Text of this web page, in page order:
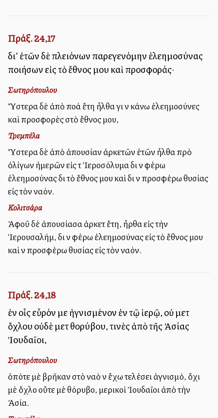
Πράξ. 24,17
δι’ ἐτῶν δὲ πλειόνων παρεγενόμην ἐλεημοσύνας
ποιήσων εἰς τὸ ἔθνος μου καὶ προσφοράς·
Σωτηρόπουλου
Ὕστερα δὲ ἀπὸ πολλά ἔτη ἦλθα γιὰ νὰ κάνω ἐλεημοσύνες
καὶ προσφορὲς στὸ ἔθνος μου,
Τρεμπέλα
Ὕστερα δὲ ἀπὸ ἀπουσίαν ἀρκετῶν ἐτῶν ἦλθα πρὸ
ὀλίγων ἡμερῶν εἰς τὰ Ἱεροσόλυμα διὰ νὰ φέρω
ἐλεημοσύνας διὰ τὸ ἔθνος μου καὶ διὰ νὰ προσφέρω θυσίας
εἰς τὸν ναόν.
Κολιτσάρα
Ἀφοῦ δὲ ἀπουσίασα ἀρκετὰ ἔτη, ἦρθα εἰς τὴν
Ἱερουσαλήμ, διὰ νὰ φέρω ἐλεημοσύνας εἰς τὸ ἔθνος μου
καὶ νὰ προσφέρω θυσίας εἰς τὸν ναόν.
Πράξ. 24,18
ἐν οἷς εὗρόν με ἡγνισμένον ἐν τῷ ἱερῷ, οὐ μετὰ
ὄχλου οὐδὲ μετὰ θορύβου, τινὲς ἀπὸ τῆς Ἀσίας
Ἰουδαῖοι,
Σωτηρόπουλου
ὁπότε μὲ βρῆκαν στὸ ναὸ νὰ ἔχω τελέσει ἁγνισμό, ὄχι
μὲ ὄχλο οὔτε μὲ θόρυβο, μερικοὶ Ἰουδαῖοι ἀπὸ τὴν
Ἀσία.